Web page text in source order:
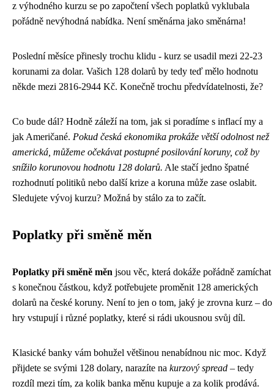
z výhodného kurzu se po započtení všech poplatků vyklubala
pořádně nevýhodná nabídka. Není směnárna jako směnárna!
Poslední měsíce přinesly trochu klidu - kurz se usadil mezi 22-23
korunami za dolar. Vašich 128 dolarů by tedy teď mělo hodnotu
někde mezi 2816-2944 Kč. Konečně trochu předvídatelnosti, že?
Co bude dál? Hodně záleží na tom, jak si poradíme s inflací my a
jak Američané. Pokud česká ekonomika prokáže větší odolnost než
americká, můžeme očekávat postupné posilování koruny, což by
snížilo korunovou hodnotu 128 dolarů. Ale stačí jedno špatné
rozhodnutí politiků nebo další krize a koruna může zase oslabit.
Sledujete vývoj kurzu? Možná by stálo za to začít.
Poplatky při směně měn
Poplatky při směně měn jsou věc, která dokáže pořádně zamíchat
s konečnou částkou, když potřebujete proměnit 128 amerických
dolarů na české koruny. Není to jen o tom, jaký je zrovna kurz – do
hry vstupují i různé poplatky, které si rádi ukousnou svůj díl.
Klasické banky vám bohužel většinou nenabídnou nic moc. Když
přijdete se svými 128 dolary, narazíte na kurzový spread – tedy
rozdíl mezi tím, za kolik banka měnu kupuje a za kolik prodává.